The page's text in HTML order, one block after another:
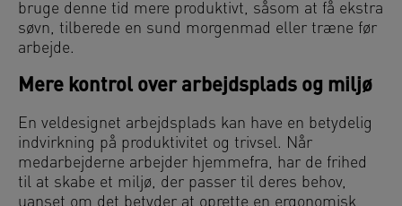
bruge denne tid mere produktivt, såsom at få ekstra
søvn, tilberede en sund morgenmad eller træne før
arbejde.
Mere kontrol over arbejdsplads og miljø
En veldesignet arbejdsplads kan have en betydelig
indvirkning på produktivitet og trivsel. Når
medarbejderne arbejder hjemmefra, har de frihed
til at skabe et miljø, der passer til deres behov,